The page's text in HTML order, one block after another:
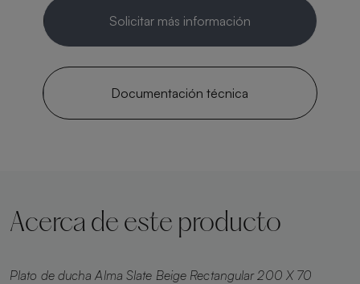
Solicitar más información
Documentación técnica
Acerca de este producto
Plato de ducha Alma Slate Beige Rectangular 200 X 70